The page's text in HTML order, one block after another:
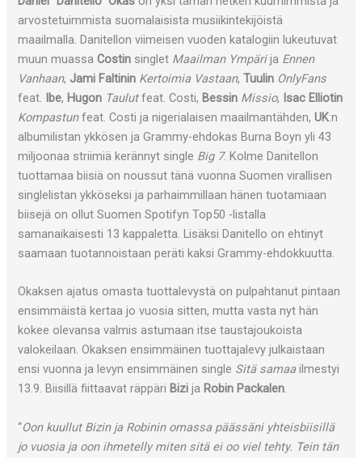
arvostetuimmista suomalaisista musiikintekijöistä
maailmalla. Danitellon viimeisen vuoden katalogiin lukeutuvat
muun muassa Costin singlet Maailman Ympärija Ennen
Vanhaan, Jami Faltinin Kertoimia Vastaan,Tuulin OnlyFans
feat. Ibe, Hugon Taulutfeat. Costi, Bessin Missio, Isac Elliotin
Kompastunfeat. Costi ja nigerialaisen maailmantähden,UK:n
albumilistan ykkösen ja Grammy-ehdokas Burna Boyn yli 43
miljoonaa striimiä kerännyt single Big 7. Kolme Danitellon
tuottamaa biisiä on noussut tänä vuonna Suomen virallisen
singlelistan ykköseksi ja parhaimmillaan hänen tuotamiaan
biisejä on ollut Suomen Spotifyn Top50 -listalla
samanaikaisesti 13 kappaletta. Lisäksi Danitello on ehtinyt
saamaan tuotannoistaan peräti kaksi Grammy-ehdokkuutta.
Okaksen ajatus omasta tuottalevystä on pulpahtanut pintaan
ensimmäistä kertaa jo vuosia sitten, mutta vasta nyt hän
kokee olevansa valmis astumaan itse taustajoukoista
valokeilaan. Okaksen ensimmäinen tuottajalevy julkaistaan
ensi vuonna ja levyn ensimmäinen single Sitä samaa ilmestyi
13.9. Biisillä fiittaavat räppäri Bizi ja Robin Packalen.
“Oon kuullut Bizin ja Robinin omassa päässäni yhteisbiisillä
jo vuosia ja oon ihmetelly miten sitä ei oo viel tehty. Tein tän